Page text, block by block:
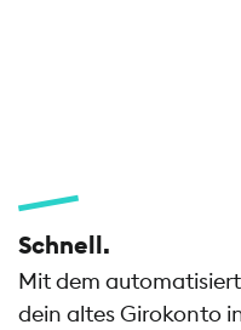
Schnell.
Mit dem
dein altes Girokonto